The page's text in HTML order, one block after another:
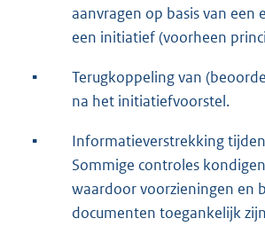
aanvragen op basis van een
een initiatief (voorheen
▪
Terugkoppeling van
na het initiatiefvoorstel.
▪
Informatieverstrekking
Sommige controles
waardoor voorzieningen en
documenten toegankelijk